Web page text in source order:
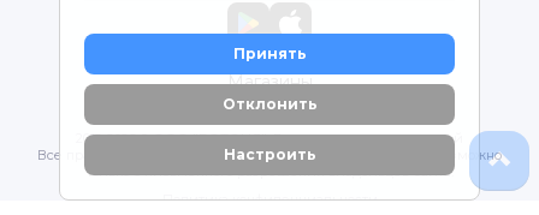
Принять
Отклонить
Настроить
Магазины
2012-2026 © ООО "ВОТОНЯ". Детские товары с доставкой
Все права защищены. Любое использование материалов возможно
только с письменного разрешения владельцев сайта.
Политика конфиденциальности